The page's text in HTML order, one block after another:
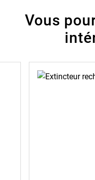
Vous